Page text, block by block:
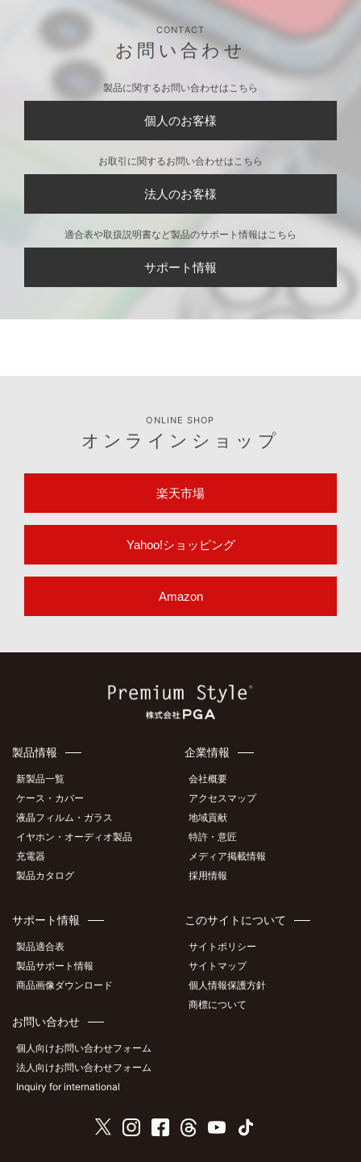
CONTACT
お問い合わせ
製品に関するお問い合わせはこちら
個人のお客様
お取引に関するお問い合わせはこちら
法人のお客様
適合表や取扱説明書など製品のサポート情報はこちら
サポート情報
ONLINE SHOP
オンラインショップ
楽天市場
Yahoo!ショッピング
Amazon
製品情報
新製品一覧
ケース・カバー
液晶フィルム・ガラス
イヤホン・オーディオ製品
充電器
製品カタログ
企業情報
会社概要
アクセスマップ
地域貢献
特許・意匠
メディア掲載情報
採用情報
サポート情報
製品適合表
製品サポート情報
商品画像ダウンロード
お問い合わせ
個人向けお問い合わせフォーム
法人向けお問い合わせフォーム
Inquiry for international
このサイトについて
サイトポリシー
サイトマップ
個人情報保護方針
商標について